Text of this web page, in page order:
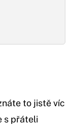
to jistě víc
s přáteli